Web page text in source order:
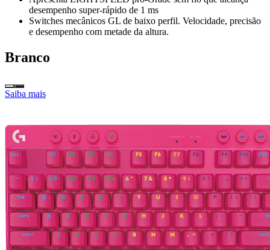
desempenho super-rápido de 1 ms
Switches mecânicos GL de baixo perfil. Velocidade, precisão
e desempenho com metade da altura.
Branco
Saiba mais